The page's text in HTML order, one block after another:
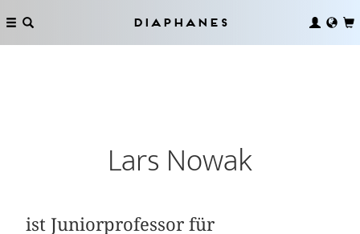
Diaphanes
Lars Nowak
ist Juniorprofessor für